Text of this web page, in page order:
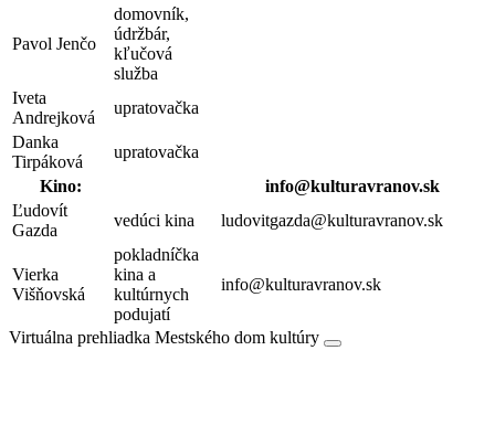
Pavol Jenčo
domovník,
údržbár,
kľučová
služba
Iveta
Andrejková
upratovačka
Danka
Tirpáková
upratovačka
Kino:
info@kulturavranov.sk
Ľudovít
Gazda
vedúci kina ludovitgazda@kulturavranov.sk
Vierka
Višňovská
pokladníčka
kina a
kultúrnych
podujatí
info@kulturavranov.sk
Virtuálna prehliadka Mestského dom kultúry